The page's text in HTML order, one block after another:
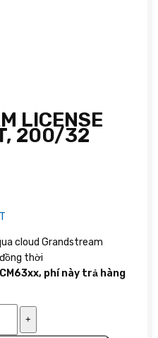
LICENSE
200/32
cloud Grandstream
thời
phí này trả hàng